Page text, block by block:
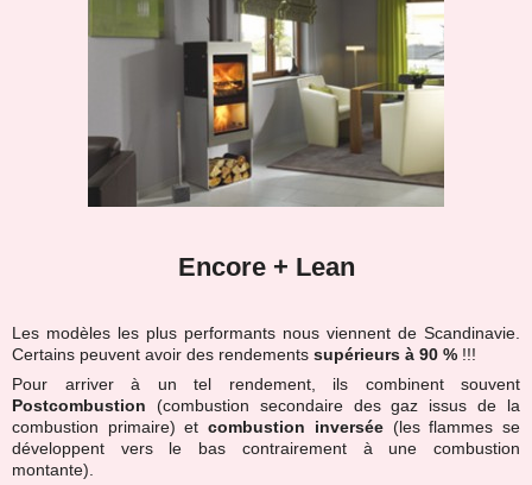
Encore + Lean
Les modèles les plus performants nous viennent de Scandinavie.
Certains peuvent avoir des rendements supérieurs à 90 % !!!
Pour arriver à un tel rendement, ils combinent souvent
Postcombustion (combustion secondaire des gaz issus de la
combustion primaire) etcombustion inversée(les flammes se
développent vers le bas contrairement à une combustion
montante).